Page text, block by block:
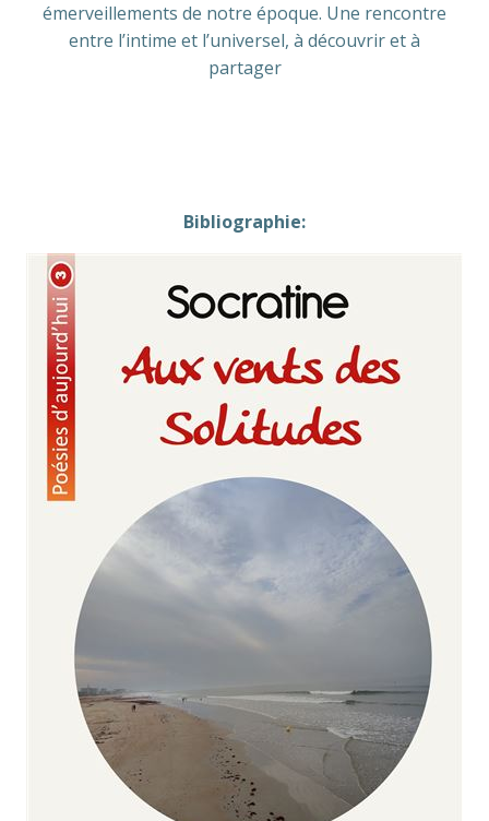
émerveillements de notre époque. Une rencontre
entre l’intime et l’universel, à découvrir et à
partager
Bibliographie: